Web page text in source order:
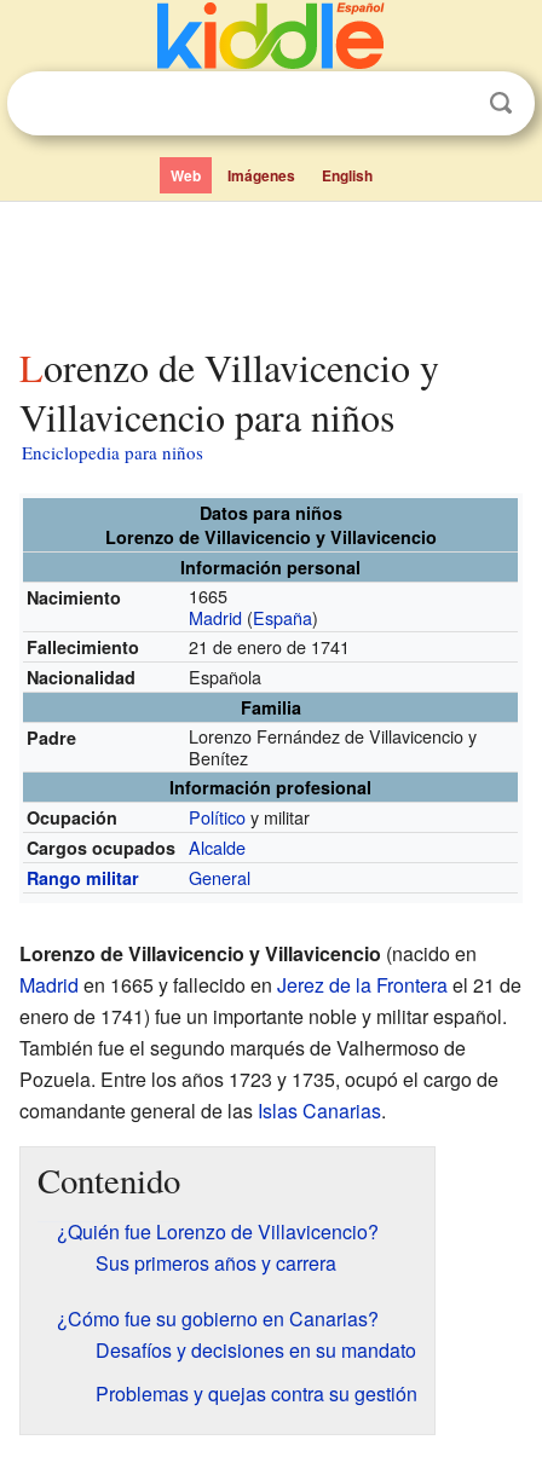
Web Imágenes English
Lorenzo de Villavicencio y
Villavicencio para niños
Enciclopedia para niños
Datos para niños
Lorenzo de Villavicencio y Villavicencio
Información personal
Nacimiento
1665
Madrid (España)
Fallecimiento 21 de enero de 1741
Nacionalidad Española
Familia
Padre
Lorenzo Fernández de Villavicencio y
Benítez
Información profesional
Ocupación
Políticoy militar
Cargos ocupados Alcalde
Rango militar General
Lorenzo de Villavicencio y Villavicencio (nacido en
Madrid en 1665 y fallecido en Jerez de la Fronterael 21 de
enero de 1741) fue un importante noble y militar español.
También fue el segundo marqués de Valhermoso de
Pozuela. Entre los años 1723 y 1735, ocupó el cargo de
comandante general de las Islas Canarias.
Contenido
¿Quién fue Lorenzo de Villavicencio?
Sus primeros años y carrera
¿Cómo fue su gobierno en Canarias?
Desafíos y decisiones en su mandato
Problemas y quejas contra su gestión